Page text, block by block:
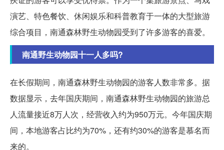
演艺、特色餐饮、休闲娱乐和科普教育于一体的大型旅游
综合项目，南通森林野生动物园受到了许多游客的喜爱。
南通野生动物园十一人多吗?
在长假期间，南通森林野生动物园的游客人数非常多。据
数据显示，去年国庆期间，南通森林野生动物园的旅游总
人流量接近8万人次，经营收入约为950万元。今年国庆期
间，本地游客占比约为70%，还有约30%的游客是慕名而
来的。